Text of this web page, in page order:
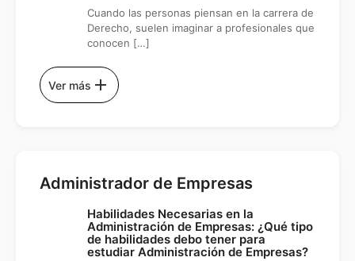
Cuando las personas piensan en la carrera de
Derecho, suelen imaginar a profesionales que
conocen […]
Ver más add
Administrador de Empresas
Habilidades Necesarias en la
Administración de Empresas: ¿Qué tipo
de habilidades debo tener para
estudiar Administración de Empresas?